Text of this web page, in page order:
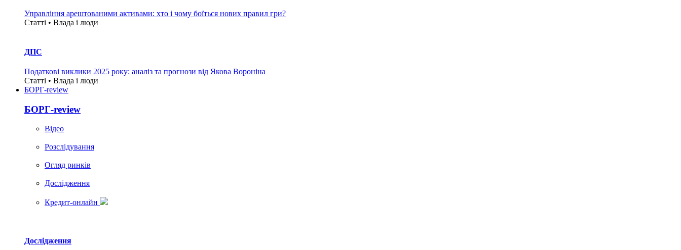
Управління арештованими активами: хто і чому боїться нових правил гри?
Статті • Влада i люди
ДПС
Податкові виклики 2025 року: аналіз та прогнози від Якова Вороніна
Статті • Влада i люди
БОРГ-review
БОРГ-review
Вiдео
Розслідування
Огляд ринків
Дослідження
Кредит-онлайн
Дослідження